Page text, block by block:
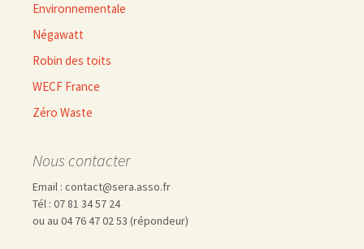
Environnementale
Négawatt
Robin des toits
WECF France
Zéro Waste
Nous contacter
Email : contact@sera.asso.fr
Tél : 07 81 34 57 24
ou au 04 76 47 02 53 (répondeur)